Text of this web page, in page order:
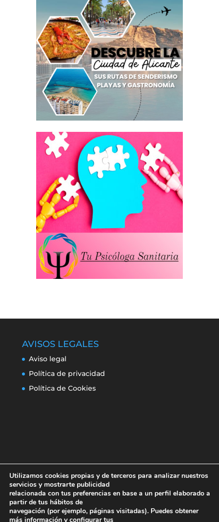
AVISOS LEGALES
Aviso legal
Política de privacidad
Política de Cookies
Aviso legal
Política de privacidad
Utilizamos cookies propias y de terceros para analizar nuestros
servicios y mostrarte publicidad
relacionada con tus preferencias en base a un perfil elaborado a
partir de tus hábitos de
navegación (por ejemplo, páginas visitadas). Puedes obtener
más información y configurar tus